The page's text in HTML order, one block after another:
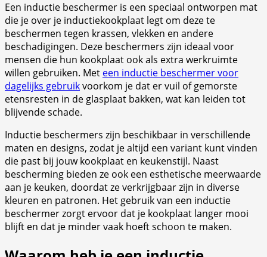
Een inductie beschermer is een speciaal ontworpen mat
die je over je inductiekookplaat legt om deze te
beschermen tegen krassen, vlekken en andere
beschadigingen. Deze beschermers zijn ideaal voor
mensen die hun kookplaat ook als extra werkruimte
willen gebruiken. Met een inductie beschermer voor
dagelijks gebruikvoorkom je dat er vuil of gemorste
etensresten in de glasplaat bakken, wat kan leiden tot
blijvende schade.
Inductie beschermers zijn beschikbaar in verschillende
maten en designs, zodat je altijd een variant kunt vinden
die past bij jouw kookplaat en keukenstijl. Naast
bescherming bieden ze ook een esthetische meerwaarde
aan je keuken, doordat ze verkrijgbaar zijn in diverse
kleuren en patronen. Het gebruik van een inductie
beschermer zorgt ervoor dat je kookplaat langer mooi
blijft en dat je minder vaak hoeft schoon te maken.